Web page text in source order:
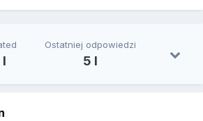
l
Ostatniej odpowiedzi
5 l